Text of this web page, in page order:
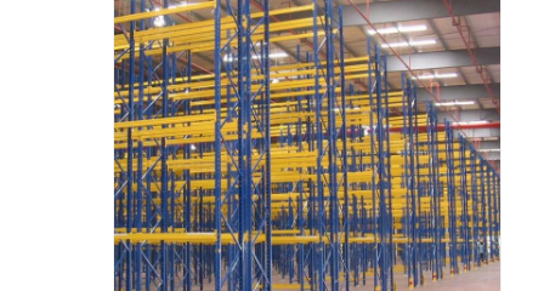
منصات ألومنيوم
صندوق المواد المعدنية
قفصات الأسلاك